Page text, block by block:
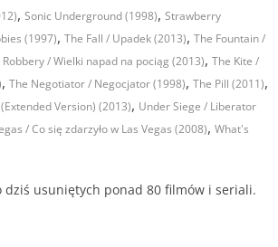
, Sonic Underground (1998), Strawberry
(1997), The Fall / Upadek (2013), The Fountain /
/ Wielki napad na pociąg (2013), The Kite /
, The Negotiator / Negocjator (1998), The Pill (2011),
Version) (2013), Under Siege / Liberator
/ Co się zdarzyło w Las Vegas (2008), What's
dziś usuniętych ponad 80 filmów i seriali.